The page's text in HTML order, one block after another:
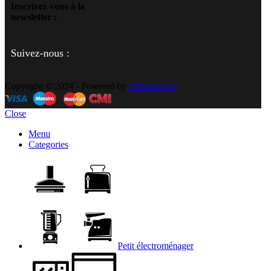
Inscrivez-vous à la
newsletter :
Suivez-nous :
Copyright © 2024 - Powered by Adlabfactory
Close
Menu
Categories
Petit électroménager